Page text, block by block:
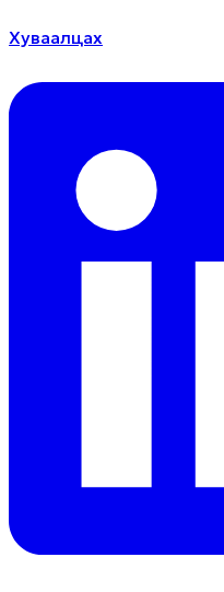
Хуваалцах